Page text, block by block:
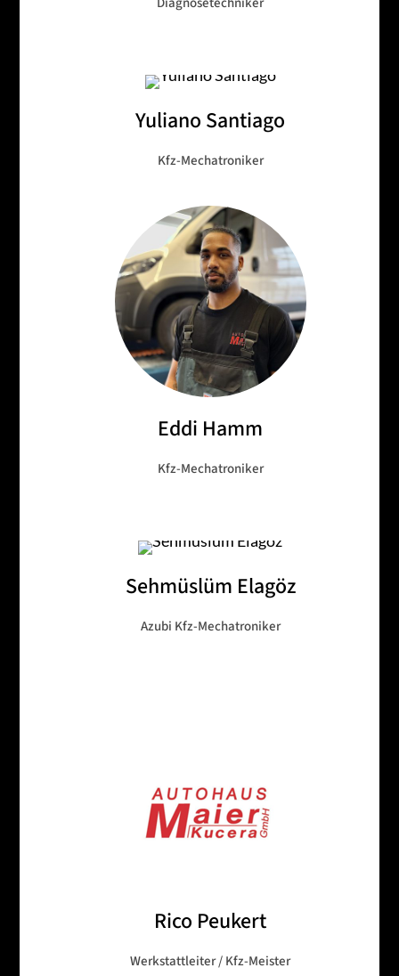
Yuliano Santiago
Kfz-Mechatroniker
Eddi Hamm
Kfz-Mechatroniker
Sehmüslüm Elagöz
Azubi Kfz-Mechatroniker
Rico Peukert
Werkstattleiter / Kfz-Meister